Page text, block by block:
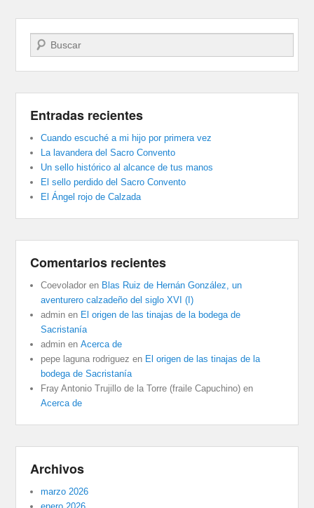
Buscar
Entradas recientes
Cuando escuché a mi hijo por primera vez
La lavandera del Sacro Convento
Un sello histórico al alcance de tus manos
El sello perdido del Sacro Convento
El Ángel rojo de Calzada
Comentarios recientes
Coevolador en Blas Ruiz de Hernán González, un
aventurero calzadeño del siglo XVI (I)
admin en El origen de las tinajas de la bodega de
Sacristanía
admin enAcerca de
pepe laguna rodriguez en El origen de las tinajas de la
bodega de Sacristanía
Fray Antonio Trujillo de la Torre (fraile Capuchino) en
Acerca de
Archivos
marzo 2026